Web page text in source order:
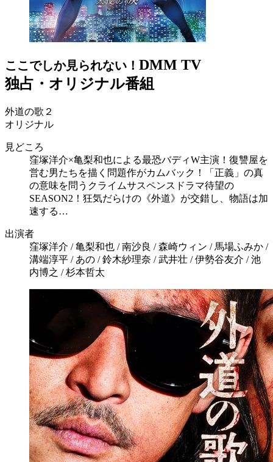
ここでしか見られない！ DMM TV
独占・オリジナル番組
外道の歌２
オリジナル
見どころ
窪塚洋介×亀梨和也による最恐バディW主演！復讐屋を
営む男たちを描く問題作がカムバック！「正義」の真
の意味を問うクライムサスペンスドラマ待望の
SEASON2！狂気だらけの《外道》が交錯し、物語は加
速する…
出演者
窪塚洋介 / 亀梨和也 / 南沙良 / 森崎ウィン / 馬場ふみか /
溝端淳平 / あの / 鈴木紗理奈 / 武井壮 / 伊勢谷友介 / 池
内博之 / 杉本哲太